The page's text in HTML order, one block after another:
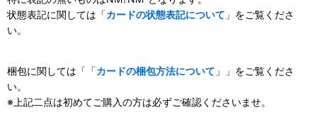
状態表記に関しては「カードの状態表記について 」をご覧くださ
い。
梱包に関しては「「カードの梱包方法について 」」をご覧くださ
い。
※上記二点は初めてご購入の方は必ずご確認くださいませ。